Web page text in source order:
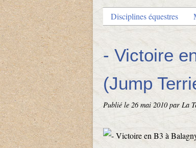
Disciplines équestres
- Victoire
(Jump
Publié le 26 mai 2010par La